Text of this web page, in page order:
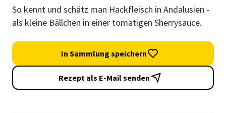
So kennt und schätz man Hackfleisch in Andalusien -
als kleine Bällchen in einer tomatigen Sherrysauce.
In Sammlung speichern
Rezept als E-Mail senden